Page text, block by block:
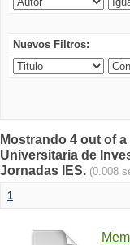
Nuevos Filtros:
Mostrando 4 out of
Universitaria de
Jornadas IES. (0.008
1